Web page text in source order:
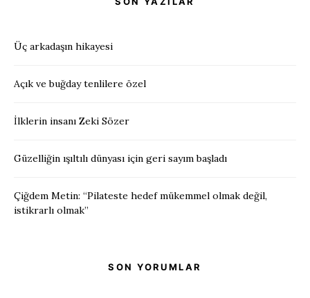
Üç arkadaşın hikayesi
Açık ve buğday tenlilere özel
İlklerin insanı Zeki Sözer
Güzelliğin ışıltılı dünyası için geri sayım başladı
Çiğdem Metin: “Pilateste hedef mükemmel olmak değil,
istikrarlı olmak”
SON YORUMLAR